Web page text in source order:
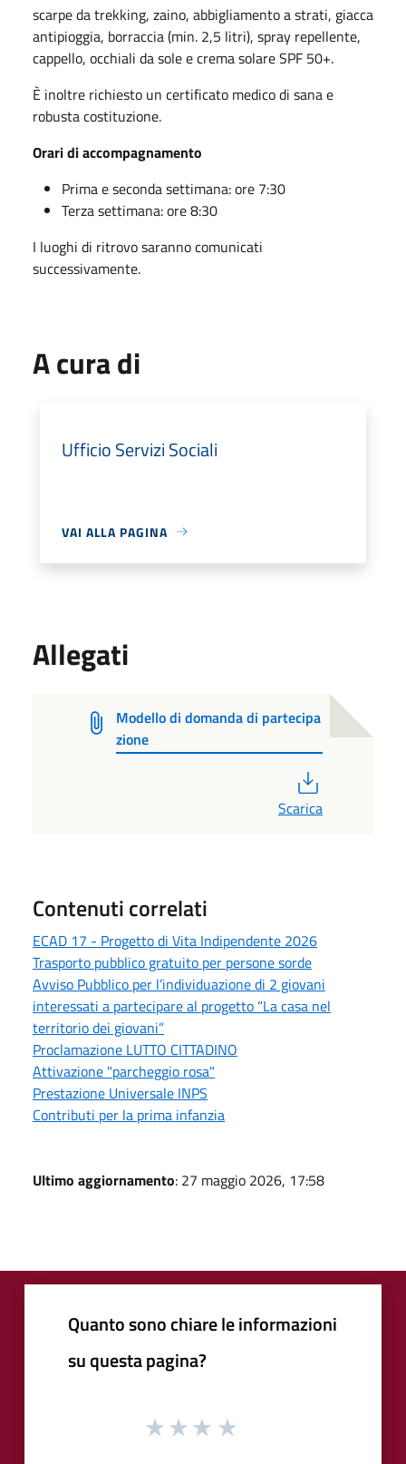
scarpe da trekking, zaino, abbigliamento a strati, giacca
antipioggia, borraccia (min. 2,5 litri), spray repellente,
cappello, occhiali da sole e crema solare SPF 50+.
È inoltre richiesto un certificato medico di sana e
robusta costituzione.
Orari di accompagnamento
Prima e seconda settimana: ore 7:30
Terza settimana: ore 8:30
I luoghi di ritrovo saranno comunicati
successivamente.
A cura di
Ufficio Servizi Sociali
VAI ALLA PAGINA
Allegati
Modello di domanda di partecipa
zione
Scarica
Contenuti correlati
ECAD 17 - Progetto di Vita Indipendente 2026
Trasporto pubblico gratuito per persone sorde
Avviso Pubblico per l’individuazione di 2 giovani
interessati a partecipare al progetto “La casa nel
territorio dei giovani”
Proclamazione LUTTO CITTADINO
Attivazione "parcheggio rosa"
Prestazione Universale INPS
Contributi per la prima infanzia
Ultimo aggiornamento: 27 maggio 2026, 17:58
Quanto sono chiare le informazioni
su questa pagina?